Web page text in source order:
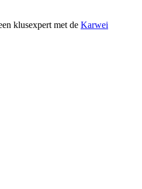
klusexpert met de Karwei